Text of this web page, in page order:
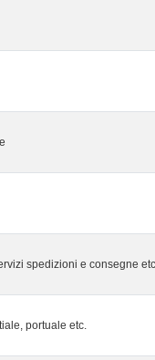
spedizioni e consegne
portuale etc.